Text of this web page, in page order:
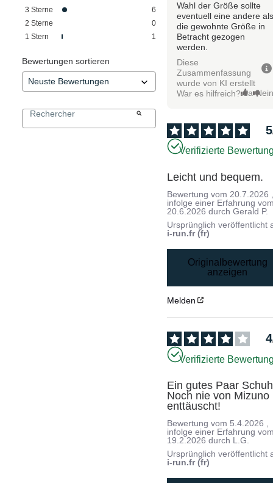
3 Sterne
6
2 Sterne
0
1 Stern 1
Bewertungen sortieren
Wahl der Größe sollte
eventuell eine andere
die gewohnte Größe in
Betracht gezogen
werden.
Diese
Zusammenfassung
wurde von KI erstellt
War es hilfreich? Ja
5
Verifizierte
Leicht und bequem.
Bewertung vom 20.7.2026
infolge einer Erfahrung
20.6.2026 durchGerald P.
Ursprünglich veröffentlicht
i-run.fr (fr)
Originalbewertung
anzeigen
Melden
4
Verifizierte
Ein gutes Paar
Noch nie von Mizuno
enttäuscht!
Bewertung vom 5.4.2026
infolge einer Erfahrung
19.2.2026 durch L.G.
Ursprünglich veröffentlicht
i-run.fr (fr)